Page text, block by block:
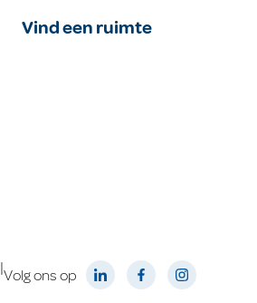
Vind een ruimte
|Volg ons op